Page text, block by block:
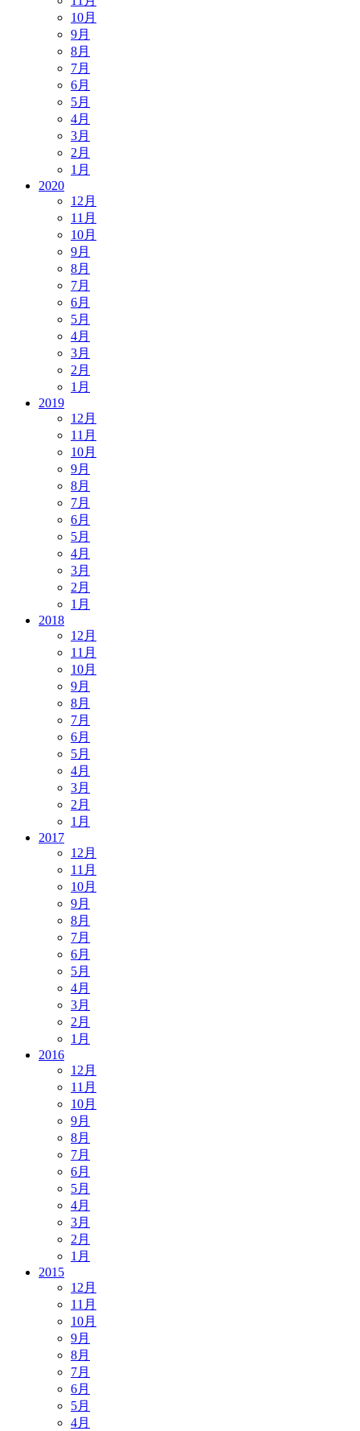
10月
9月
8月
7月
6月
5月
4月
3月
2月
1月
2020
12月
11月
10月
9月
8月
7月
6月
5月
4月
3月
2月
1月
2019
12月
11月
10月
9月
8月
7月
6月
5月
4月
3月
2月
1月
2018
12月
11月
10月
9月
8月
7月
6月
5月
4月
3月
2月
1月
2017
12月
11月
10月
9月
8月
7月
6月
5月
4月
3月
2月
1月
2016
12月
11月
10月
9月
8月
7月
6月
5月
4月
3月
2月
1月
2015
12月
11月
10月
9月
8月
7月
6月
5月
4月